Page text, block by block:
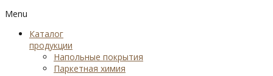
Menu
Каталог
продукции
Напольные покрытия
Паркетная химия